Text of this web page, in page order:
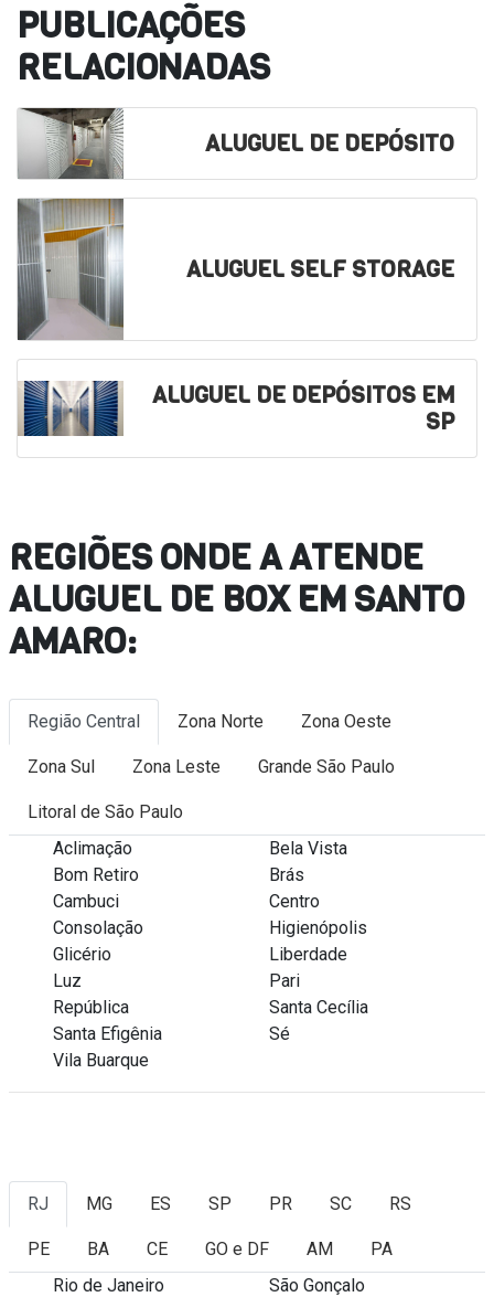
PUBLICAÇÕES
RELACIONADAS
ALUGUEL DE DEPÓSITO
ALUGUEL SELF STORAGE
ALUGUEL DE DEPÓSITOS EM
SP
REGIÕES ONDE A ATENDE
ALUGUEL DE BOX EM SANTO
AMARO:
Região Central Zona Norte Zona Oeste
Zona Sul Zona Leste Grande São Paulo
Litoral de São Paulo
Aclimação
Bela Vista
Bom Retiro
Brás
Cambuci
Centro
Consolação
Higienópolis
Glicério
Liberdade
Luz
Pari
República
Santa Cecília
Santa Efigênia
Sé
Vila Buarque
RJ MG ES SP PR SC RS
PE BA CE GO e DF AM
PA
Rio de Janeiro
São Gonçalo